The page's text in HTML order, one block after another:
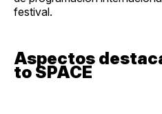
festival.
Aspectos
to SPACE